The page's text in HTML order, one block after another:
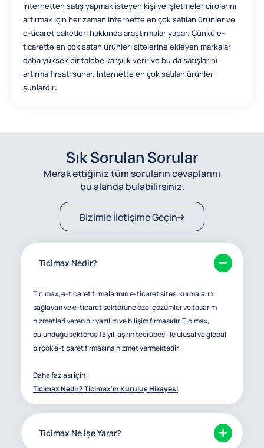
İnternetten satış yapmak isteyen kişi ve işletmeler cirolarını
artırmak için her zaman internette en çok satılan ürünler ve
e-ticaret paketleri hakkında araştırmalar yapar. Çünkü e-
ticarette en çok satan ürünleri sitelerine ekleyen markalar
daha yüksek bir talebe karşılık verir ve bu da satışlarını
artırma fırsatı sunar. İnternette en çok satılan ürünler
şunlardır:
Sık Sorulan Sorular
Merak ettiğiniz tüm soruların cevaplarını
bu alanda bulabilirsiniz.
Bizimle İletişime Geçin
Ticimax Nedir?
Ticimax, e-ticaret firmalarının e-ticaret sitesi kurmalarını
sağlayan ve e-ticaret sektörüne özel çözümler ve tasarım
hizmetleri veren bir yazılım ve bilişim firmasıdır. Ticimax,
bulunduğu sektörde 15 yılı aşkın tecrübesi ile ulusal ve global
birçok e-ticaret firmasına hizmet vermektedir.
Daha fazlası için :
Ticimax Nedir? Ticimax'ın Kuruluş Hikayesi
Ticimax Ne İşe Yarar?